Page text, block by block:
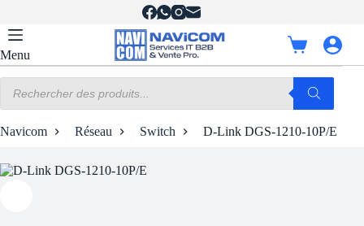
contenu
Menu
Panier
d’achat
produits
Navicom Réseau Switch D-Link DGS-1210-10P/E